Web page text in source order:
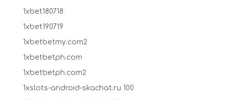
1xbet180718
1xbet190719
1xbetbetmy.com2
1xbetbetph.com
1xbetbetph.com2
1xslots-android-skachat.ru 100